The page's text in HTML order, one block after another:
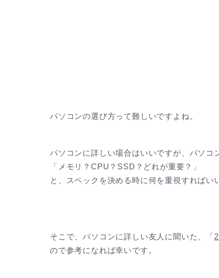
パソコンの選び方って難しいですよね。
パソコンに詳しい場合はいいですが、パソコ
「メモリ？CPU？SSD？どれが重要？」
と、スペックを決める時に何を重視すれば
そこで、パソコンに詳しい友人に聞いた、「
ので参考になれば幸いです。